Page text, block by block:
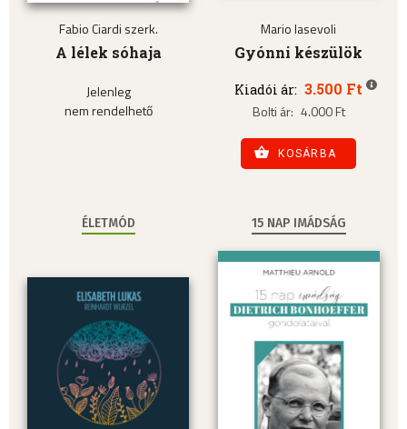
Fabio Ciardi szerk.
A lélek sóhaja
Jelenleg
nem rendelhető
Mario Iasevoli
Gyónni készülök
Kiadói ár: 3.500 Ft
Bolti ár: 4.000 Ft
KOSÁRBA
ÉLETMÓD 15 NAP IMÁDSÁG